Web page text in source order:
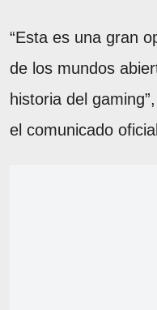
“Esta es una gran
de los mundos
historia del
el comunicado